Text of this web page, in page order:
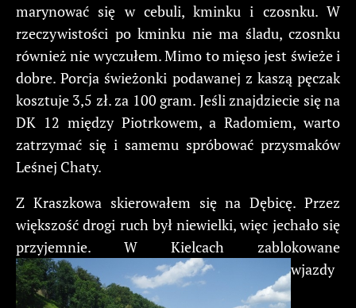
marynować się w cebuli, kminku i czosnku. W
rzeczywistości po kminku nie ma śladu, czosnku
również nie wyczułem. Mimo to mięso jest świeże i
dobre. Porcja świeżonki podawanej z kaszą pęczak
kosztuje 3,5 zł. za 100 gram. Jeśli znajdziecie się na
DK 12 między Piotrkowem, a Radomiem, warto
zatrzymać się i samemu spróbować przysmaków
Leśnej Chaty.
Z Kraszkowa skierowałem się na Dębicę. Przez
większość drogi ruch był niewielki, więc jechało się
przyjemnie. W Kielcach zablokowane
wjazdy